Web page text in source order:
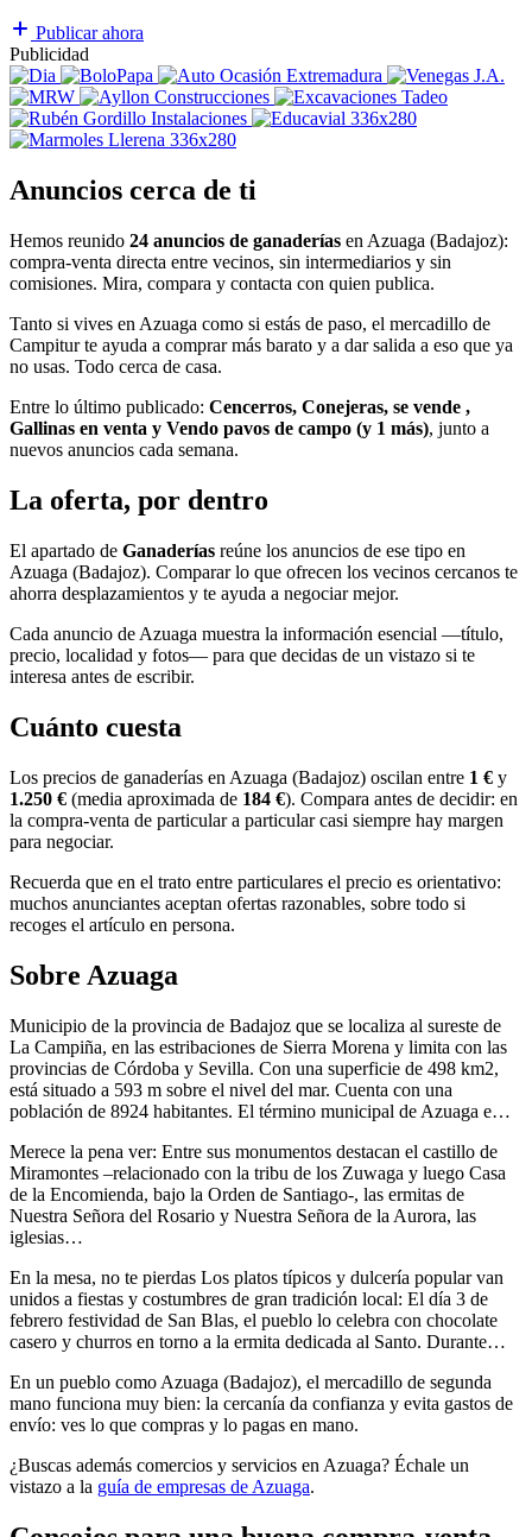
Publicar ahora
Publicidad
Anuncios cerca de ti
Hemos reunido 24 anuncios de ganaderías en Azuaga (Badajoz):
compra-venta directa entre vecinos, sin intermediarios y sin
comisiones. Mira, compara y contacta con quien publica.
Tanto si vives en Azuaga como si estás de paso, el mercadillo de
Campitur te ayuda a comprar más barato y a dar salida a eso que ya
no usas. Todo cerca de casa.
Entre lo último publicado: Cencerros, Conejeras, se vende ,
Gallinas en venta y Vendo pavos de campo (y 1 más), junto a
nuevos anuncios cada semana.
La oferta, por dentro
El apartado de Ganaderías reúne los anuncios de ese tipo en
Azuaga (Badajoz). Comparar lo que ofrecen los vecinos cercanos te
ahorra desplazamientos y te ayuda a negociar mejor.
Cada anuncio de Azuaga muestra la información esencial —título,
precio, localidad y fotos— para que decidas de un vistazo si te
interesa antes de escribir.
Cuánto cuesta
Los precios de ganaderías en Azuaga (Badajoz) oscilan entre 1 € y
1.250 € (media aproximada de 184 €). Compara antes de decidir: en
la compra-venta de particular a particular casi siempre hay margen
para negociar.
Recuerda que en el trato entre particulares el precio es orientativo:
muchos anunciantes aceptan ofertas razonables, sobre todo si
recoges el artículo en persona.
Sobre Azuaga
Municipio de la provincia de Badajoz que se localiza al sureste de
La Campiña, en las estribaciones de Sierra Morena y limita con las
provincias de Córdoba y Sevilla. Con una superficie de 498 km2,
está situado a 593 m sobre el nivel del mar. Cuenta con una
población de 8924 habitantes. El término municipal de Azuaga e…
Merece la pena ver: Entre sus monumentos destacan el castillo de
Miramontes –relacionado con la tribu de los Zuwaga y luego Casa
de la Encomienda, bajo la Orden de Santiago-, las ermitas de
Nuestra Señora del Rosario y Nuestra Señora de la Aurora, las
iglesias…
En la mesa, no te pierdas Los platos típicos y dulcería popular van
unidos a fiestas y costumbres de gran tradición local: El día 3 de
febrero festividad de San Blas, el pueblo lo celebra con chocolate
casero y churros en torno a la ermita dedicada al Santo. Durante…
En un pueblo como Azuaga (Badajoz), el mercadillo de segunda
mano funciona muy bien: la cercanía da confianza y evita gastos de
envío: ves lo que compras y lo pagas en mano.
¿Buscas además comercios y servicios en Azuaga? Échale un
vistazo a la guía de empresas de Azuaga.